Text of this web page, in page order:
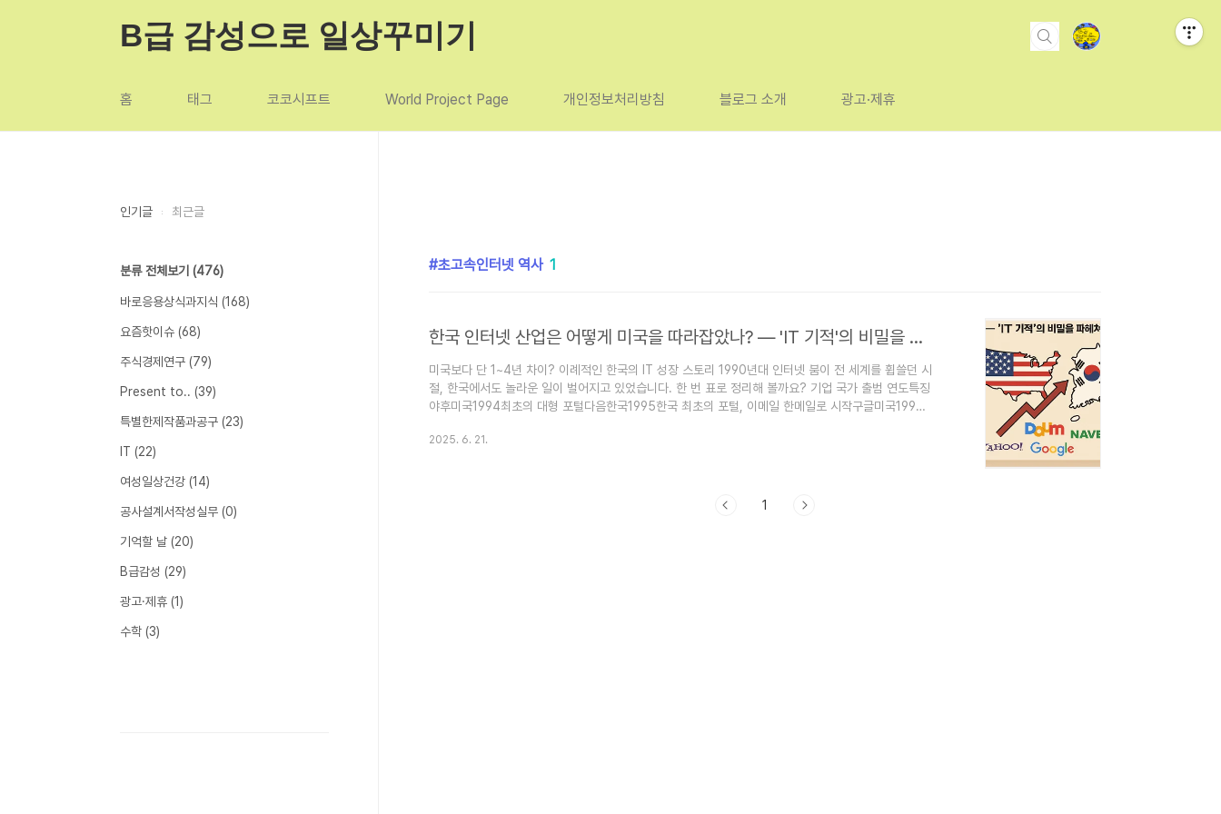
B급 감성으로 일상꾸미기
홈 태그 코코시프트 World Project Page 개인정보처리방침 블로그 소개 광고·제휴
초고속인터넷 역사 1
한국 인터넷 산업은 어떻게 미국을 따라잡았나? — 'IT 기적'의 비밀을 파헤쳐보다(2025년 증보판)
미국보다 단 1~4년 차이? 이례적인 한국의 IT 성장 스토리 1990년대 인터넷 붐이 전 세계를 휩쓸던 시
절, 한국에서도 놀라운 일이 벌어지고 있었습니다. 한 번 표로 정리해 볼까요? 기업 국가 출범 연도특징
야후미국1994최초의 대형 포털다음한국1995한국 최초의 포털, 이메일 한메일로 시작구글미국1998
1~4년 뒤쳐진 시점에서 주요 인터넷 기업을 탄생시켰습니다. 이건 세계적으로 보기 드문 일입니다. 대
2025. 6. 21.
1
인기글 최근글
분류 전체보기 (476)
바로응용상식과지식 (168)
요즘핫이슈 (68)
주식경제연구 (79)
Present to.. (39)
특별한제작품과공구 (23)
IT (22)
여성일상건강 (14)
공사설계서작성실무 (0)
기억할 날 (20)
B급감성 (29)
광고·제휴 (1)
수학 (3)